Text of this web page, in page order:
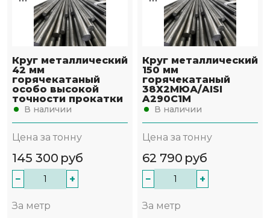
Круг металлический
42 мм
горячекатаный
особо высокой
точности прокатки
В наличии
Цена за тонну
145 300 руб
− +
За метр
Круг металлический
150 мм
горячекатаный
38Х2МЮА/AISI
A290C1M
В наличии
Цена за тонну
62 790 руб
− +
За метр